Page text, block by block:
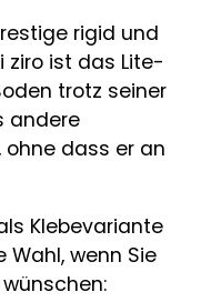
rigid und
ziro ist das Lite-
trotz seiner
andere
dass er an
Klebevariante
wenn Sie